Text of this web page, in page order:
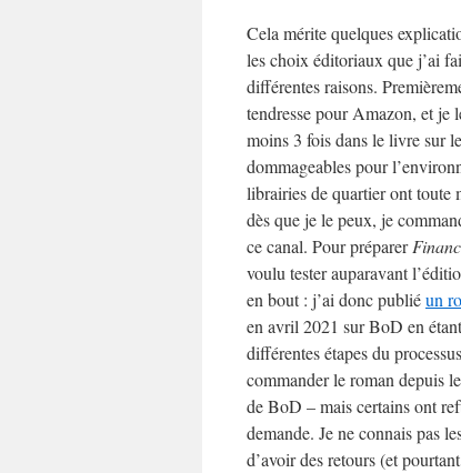
Cela mérite quelques
les choix éditoriaux que j’ai
différentes raisons.
tendresse pour Amazon, et je
moins 3 fois dans le livre sur
dommageables pour
librairies de quartier ont toute
dès que je le peux, je
ce canal. Pour préparer
voulu tester auparavant
en bout : j’ai donc publiéun
en avril 2021 sur BoD en
différentes étapes du
commander le roman depuis
de BoD – mais certains ont
demande. Je ne connais pas
d’avoir des retours (et